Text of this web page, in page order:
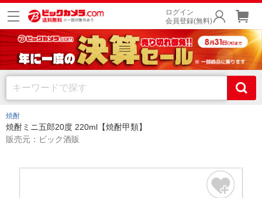
ログイン
会員登録(無料)
焼酎
焼酎ミニ五郎20度 220ml【焼酎甲類】
販売元：ビック酒販